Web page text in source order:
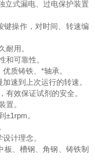
立式漏电、过电保护装置
键操作，对时间、转速编
耐用。
和可靠性。
质铸铁、*轴承。
速到上次运行的转速。
有效保证试剂的安全。
置。
±1rpm。
计理念。
、槽钢、角钢、铸铁制